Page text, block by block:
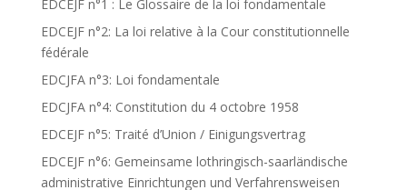
EDCEJF n°1 : Le Glossaire de la loi fondamentale
EDCEJF n°2: La loi relative à la Cour constitutionnelle
fédérale
EDCJFA n°3: Loi fondamentale
EDCJFA n°4: Constitution du 4 octobre 1958
EDCEJF n°5: Traité d’Union / Einigungsvertrag
EDCEJF n°6: Gemeinsame lothringisch-saarländische
administrative Einrichtungen und Verfahrensweisen